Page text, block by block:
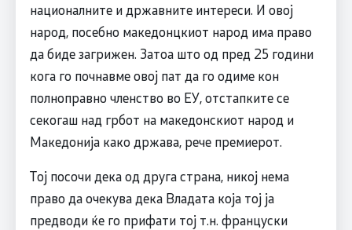
националните и државните интереси. И овој
народ, посебно македонцкиот народ има право
да биде загрижен. Затоа што од пред 25 години
кога го почнавме овој пат да го одиме кон
полноправно членство во ЕУ, отстапките се
секогаш над грбот на македонскиот народ и
Македонија како држава, рече премиерот.
Тој посочи дека од друга страна, никој нема
право да очекува дека Владата која тој ја
предводи ќе го прифати тој т.н. француски